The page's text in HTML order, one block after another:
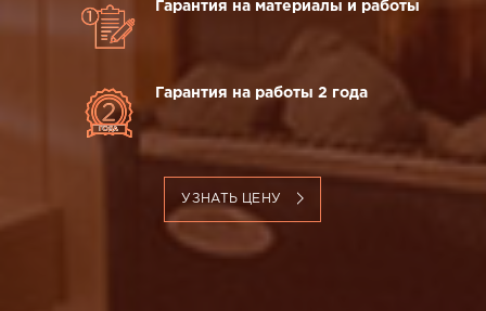
Гарантия на материалы и работы
Гарантия на работы 2 года
УЗНАТЬ ЦЕНУ